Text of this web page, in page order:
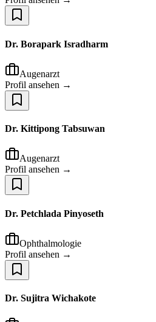
Dr. Borapark Isradharm
Augenarzt
Profil ansehen →
Dr. Kittipong Tabsuwan
Augenarzt
Profil ansehen →
Dr. Petchlada Pinyoseth
Ophthalmologie
Profil ansehen →
Dr. Sujitra Wichakote